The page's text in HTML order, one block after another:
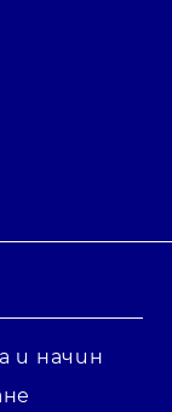
и начин